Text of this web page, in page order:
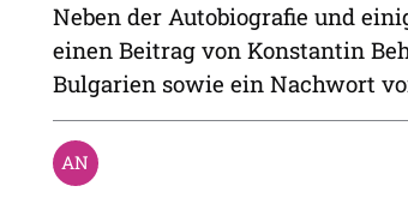
Neben der Autobiografie und
einen Beitrag von Konstantin
Bulgarien sowie ein Nachwort